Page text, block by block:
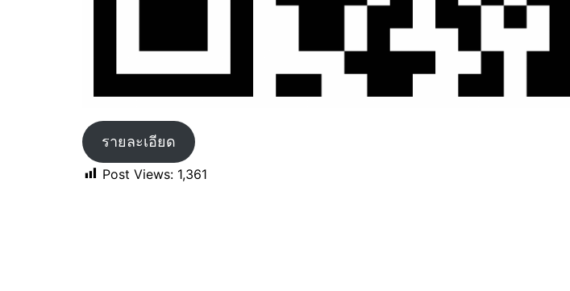
รายละเอียด
Post Views: 1,361